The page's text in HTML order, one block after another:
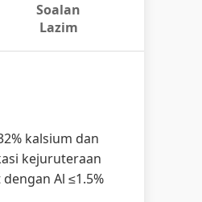
Soalan
Lazim
kalsium dan
kejuruteraan
Al ≤1.5%